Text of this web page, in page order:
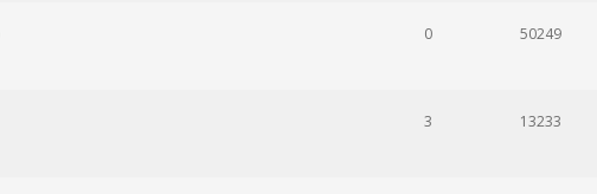
0 50249
3 13233